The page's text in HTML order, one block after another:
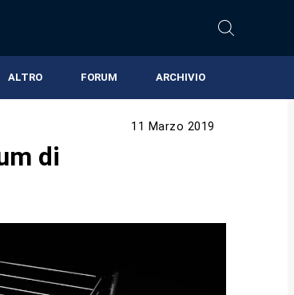
ALTRO FORUM ARCHIVIO
11 Marzo 2019
di